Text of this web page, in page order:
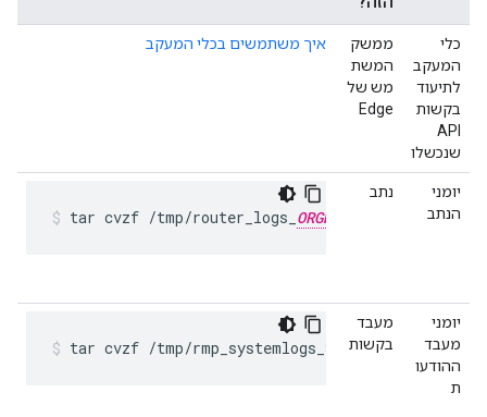
כלי
המעקב
לתיעוד
בקשות
API
שנכשלו
ממשק
המשת
מש של
Edge
איך משתמשים בכלי המעקב
יומני
הנתב
נתב
tar cvzf /tmp/router_logs_ ORGNAME ENVNAME
יומני
מעבד
ההודעו
ת
מעבד
בקשות
tar cvzf /tmp/